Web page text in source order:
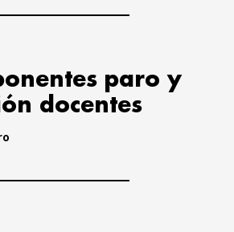
paro y
docentes